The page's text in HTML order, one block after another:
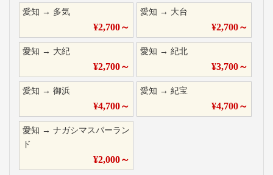
愛知 → 多気
¥2,700～
愛知 → 大台
¥2,700～
愛知 → 大紀
¥2,700～
愛知 →紀北
¥3,700～
愛知 → 御浜
¥4,700～
愛知 →紀宝
¥4,700～
愛知 → ナガシマスパーラン
ド
¥2,000～